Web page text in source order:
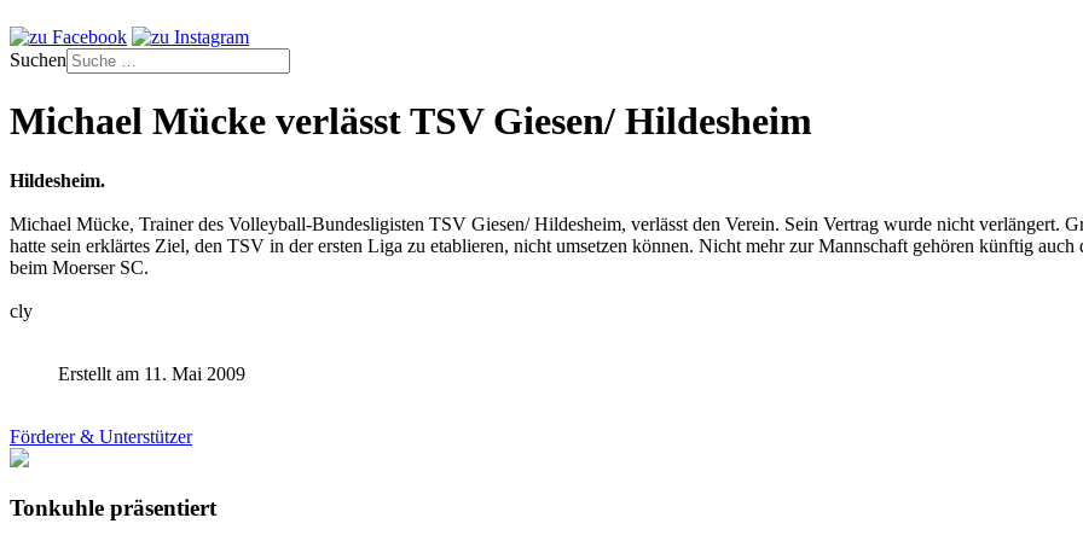
Suchen
Michael Mücke verlässt TSV Giesen/ Hildesheim
Hildesheim.
Michael Mücke, Trainer des Volleyball-Bundesligisten TSV Giesen/ Hildesheim, verlässt den Verein. Sein Vertrag wurde nicht verlängert.
hatte sein erklärtes Ziel, den TSV in der ersten Liga zu etablieren, nicht umsetzen können. Nicht mehr zur Mannschaft gehören künftig
beim Moerser SC.
cly
Erstellt am 11. Mai 2009
Förderer & Unterstützer
Tonkuhle präsentiert